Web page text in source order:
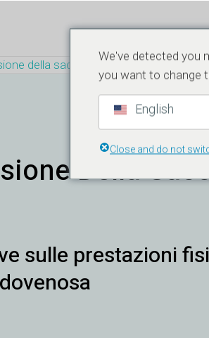
della sacca intravenosa
Della
sulle prestazioni
We've detected you
you want to change
English
Close and do not